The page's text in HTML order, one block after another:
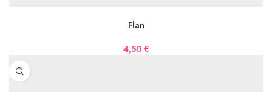
Flan
4,50 €